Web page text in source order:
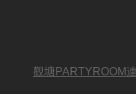
觀塘PARTYROOM